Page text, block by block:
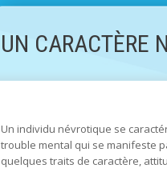
UN CARACTÈRE
Un individu névrotique se
trouble mental qui se manifeste
quelques traits de caractère,